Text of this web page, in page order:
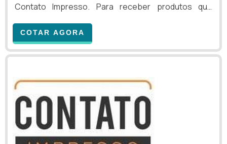
Contato Impresso. Para receber produtos que
escolher uma organização que se destaque por um
bom suporte pré-venda e tenha ampla experiência
no ramo.MAIS INFORMAÇÕES SOBRE CONTROLE DE
por controle de acesso cartão proximidade em uma
empresa inovadora, chegará até ...
COTAR AGORA